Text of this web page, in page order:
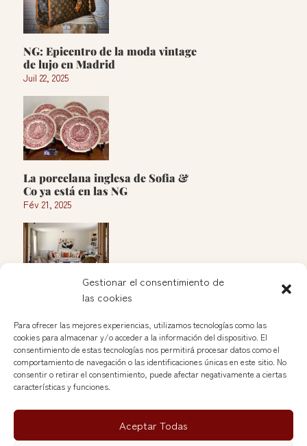
Gestionar el consentimiento de
las cookies
Para ofrecer las mejores experiencias, utilizamos tecnologías como las
cookies para almacenar y/o acceder a la información del dispositivo. El
consentimiento de estas tecnologías nos permitirá procesar datos como el
comportamiento de navegación o las identificaciones únicas en este sitio. No
consentir o retirar el consentimiento, puede afectar negativamente a ciertas
características y funciones.
Aceptar Todas
NG: Epicentro de la moda vintage
de lujo en Madrid
Juil 22, 2025
La porcelana inglesa de Sofia &
Co ya está en las NG
Fév 21, 2025
Apertura de Soleda en las Nuevas
Jan 25, 2025
Voir plus »